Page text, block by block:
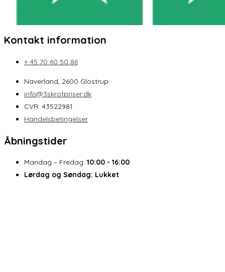
Kontakt information
+ 45 70 60 50 86
Naverland, 2600 Glostrup
info@3skrotpriser.dk
CVR: 43522981
Handelsbetingelser
Åbningstider
Mandag – Fredag: 10:00 - 16:00
Lørdag og Søndag: Lukket